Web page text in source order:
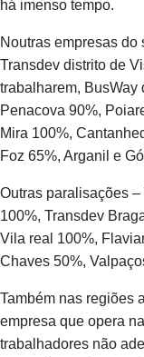
há imenso tempo.
Noutras empresas
Transdev distrito de
trabalharem, BusWay
Penacova 90%,
Mira 100%,
Foz 65%, Arganil e
Outras paralisações
100%, Transdev
Vila real 100%,
Chaves 50%,
Também nas regiões
empresa que opera
trabalhadores não